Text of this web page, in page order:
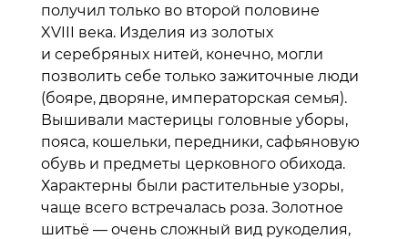
получил только во второй половине
XVIII века. Изделия из золотых
и серебряных нитей, конечно, могли
позволить себе только зажиточные люди
(бояре, дворяне, императорская семья).
Вышивали мастерицы головные уборы,
пояса, кошельки, передники, сафьяновую
обувь и предметы церковного обихода.
Характерны были растительные узоры,
чаще всего встречалась роза. Золотное
шитьё — очень сложный вид рукоделия,